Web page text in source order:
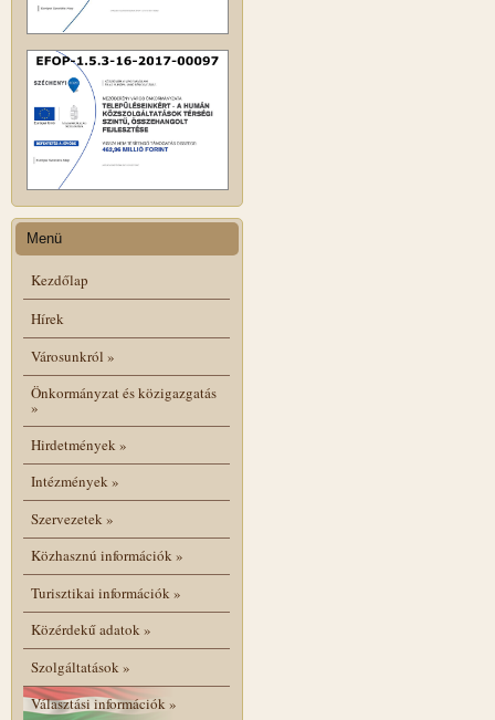
Menü
Kezdőlap
Hírek
Városunkról »
Önkormányzat és közigazgatás
»
Hirdetmények»
Intézmények»
Szervezetek»
Közhasznú információk»
Turisztikai információk»
Közérdekű adatok»
Szolgáltatások»
Választási információk»